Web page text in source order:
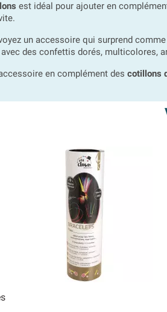
est idéal pour ajouter en
un accessoire qui surprend
des confettis dorés, multicolores,
en complément des cotillons